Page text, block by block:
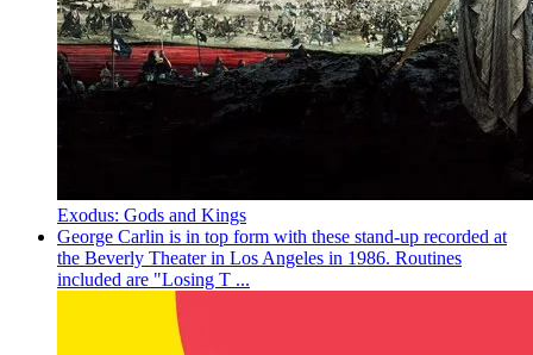
Exodus: Gods and Kings
George Carlin is in top form with these stand-up recorded at
the Beverly Theater in Los Angeles in 1986. Routines
included are "Losing T ...